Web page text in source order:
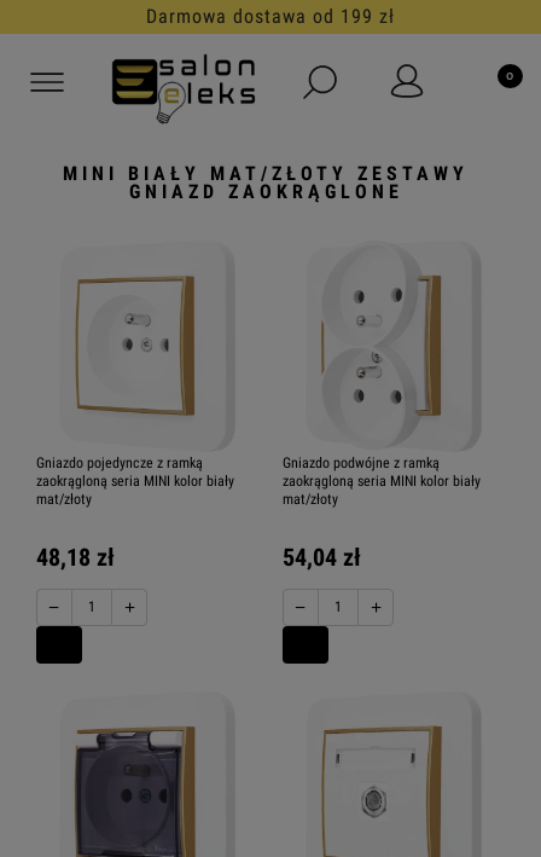
Darmowa dostawa od 199 zł
MINI BIAŁY MAT/ZŁOTY ZESTAWY
GNIAZD ZAOKRĄGLONE
Gniazdo pojedyncze z ramką
zaokrągloną seria MINI kolor biały
mat/złoty
48,18 zł
− +
Gniazdo podwójne z ramką
zaokrągloną seria MINI kolor biały
mat/złoty
54,04 zł
− +